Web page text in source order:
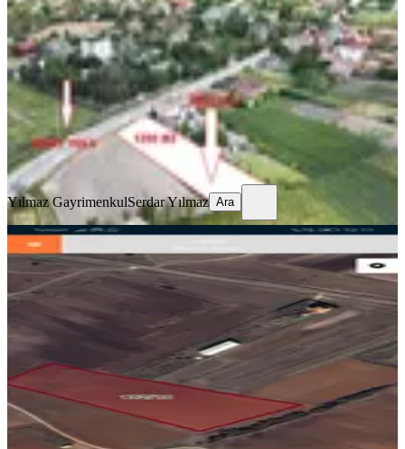
Tekirdağ, Saray
1250 m²·4.400/m²·07.04.2026
5.500.000 ₺
Yılmaz GayrimenkulSerdar Yılmaz
Ara
Yılmaz GayrimenkulSerdar Yılmaz Ara
Tekırdag Saray Kurtderede Köyünde
Satılık 519 M2 Hısse
519 m²
·10.05.2025
625.000 ₺
Yılmaz GayrimenkulAbdullah Yıldırım